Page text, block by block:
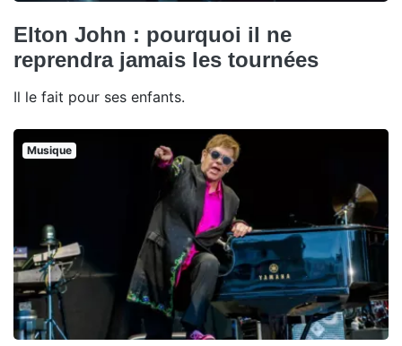
Elton John : pourquoi il ne
reprendra jamais les tournées
Il le fait pour ses enfants.
Musique